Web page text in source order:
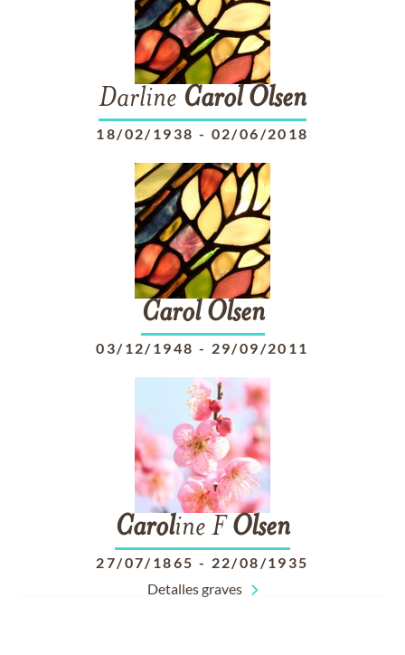
Darline Carol Olsen
18/02/1938 - 02/06/2018
Carol Olsen
03/12/1948 - 29/09/2011
Caroline F Olsen
27/07/1865 - 22/08/1935
Detalles graves